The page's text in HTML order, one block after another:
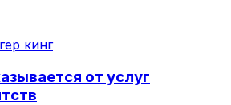
кинг
от услуг